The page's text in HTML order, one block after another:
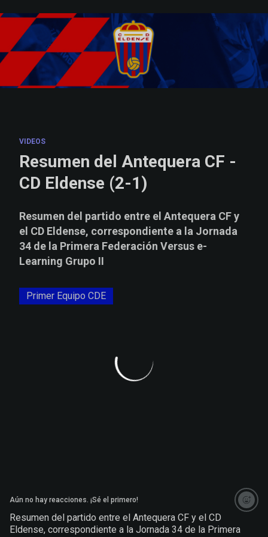
VIDEOS
Resumen del Antequera CF -
CD Eldense (2-1)
Resumen del partido entre el Antequera CF y
el CD Eldense, correspondiente a la Jornada
34 de la Primera Federación Versus e-
Learning Grupo II
Primer Equipo CDE
Aún no hay reacciones. ¡Sé el primero!
Resumen del partido entre el Antequera CF y el CD
Eldense, correspondiente a la Jornada 34 de la Primera